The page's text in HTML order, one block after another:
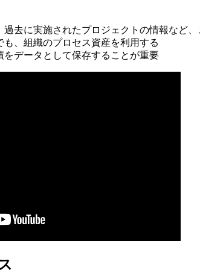
過去に実施されたプロジェクトの情報など
も、組織のプロセス資産を利用する
をデータとして保存することが重要